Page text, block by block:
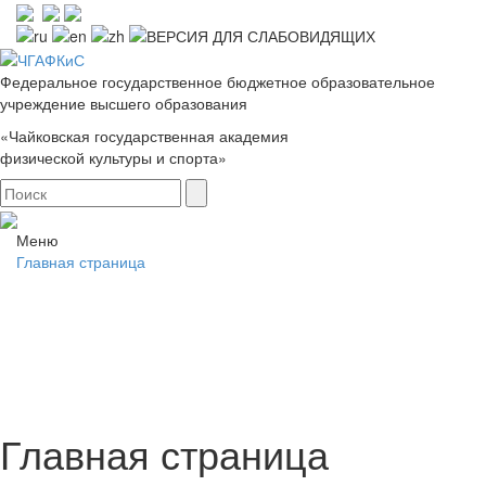
Федеральное государственное бюджетное образовательное
учреждение высшего образования
«Чайковская государственная академия
физической культуры и спорта»
Меню
Главная страница
Главная страница